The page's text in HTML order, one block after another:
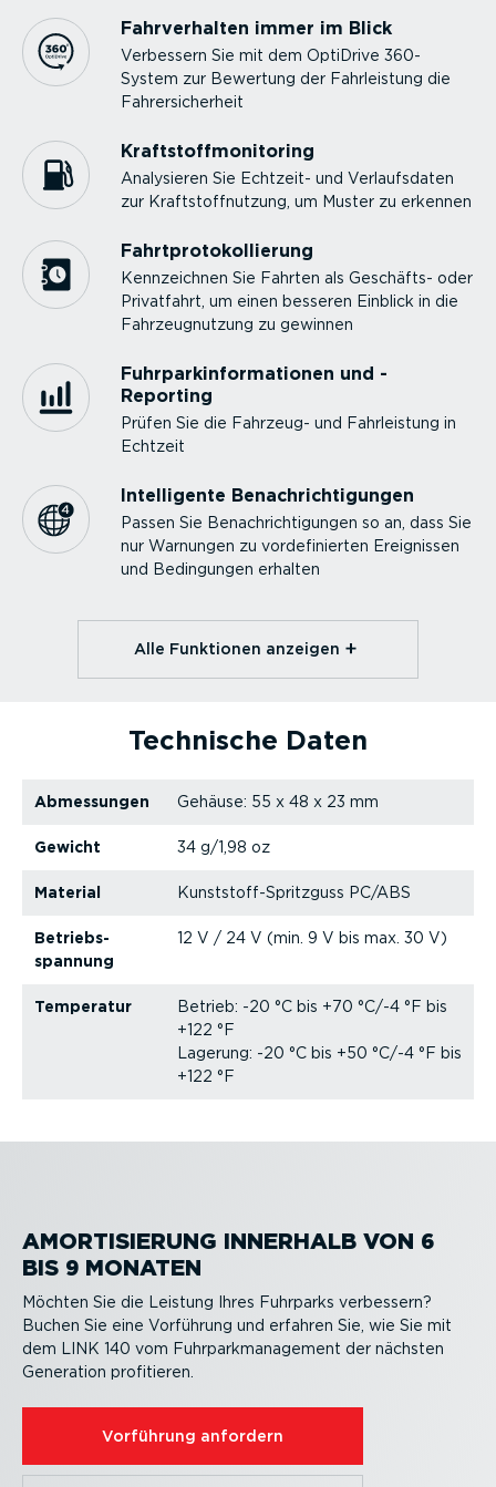
Fahrver­halten immer im Blick
Verbessern Sie mit dem OptiDrive 360-
System zur Bewertung der Fahrleistung die
Fahrer­si­cherheit
Kraft­stoff­mo­ni­toring
Analysieren Sie Echtzeit- und Verlaufs­daten
zur Kraft­stoff­nutzung, um Muster zu erkennen
Fahrt­pro­to­kol­lierung
Kennzeichnen Sie Fahrten als Geschäfts- oder
Privatfahrt, um einen besseren Einblick in die
Fahrzeug­nutzung zu gewinnen
Fuhrpar­kin­for­ma­tionen und -
Reporting
Prüfen Sie die Fahrzeug- und Fahrleistung in
Echtzeit
Intel­li­gente Benach­rich­ti­gungen
Passen Sie Benach­rich­ti­gungen so an, dass Sie
nur Warnungen zu vorde­fi­nierten Ereignissen
und Bedingungen erhalten
Alle Funktionen anzeigen⁠
Technische Daten
Abmessungen Gehäuse: 55 x 48 x 23 mm
Gewicht 34 g/1,98 oz
Material Kunst­stof­f-­Spritzguss PC/ABS
Betriebs­
spannung
12 V / 24 V (min. 9 V bis max. 30 V)
Temperatur
Betrieb: -20 °C bis +70 °C/-4 °F bis
+122 °F
Lagerung: -20 °C bis +50 °C/-4 °F bis
+122 °F
AMORTI­SIERUNG INNERHALB VON 6
BIS 9 MONATEN
Möchten Sie die Leistung Ihres Fuhrparks verbessern?
Buchen Sie eine Vorführung und erfahren Sie, wie Sie mit
dem LINK 140 vom Fuhrpark­ma­nagement der nächsten
Generation profitieren.
Vorführung anfordern